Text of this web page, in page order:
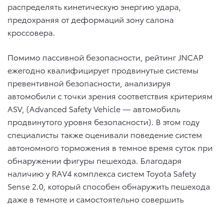
распределять кинетическую энергию удара,
предохраняя от деформаций зону салона
кроссовера.
Помимо пассивной безопасности, рейтинг JNCAP
ежегодно квалифицирует продвинутые системы
превентивной безопасности, анализируя
автомобили с точки зрения соответствия критериям
ASV, (Advanced Safety Vehicle — автомобиль
продвинутого уровня безопасности). В этом году
специалисты также оценивали поведение систем
автономного торможения в темное время суток при
обнаружении фигуры пешехода. Благодаря
наличию у RAV4 комплекса систем Toyota Safety
Sense 2.0, который способен обнаружить пешехода
даже в темноте и самостоятельно совершить